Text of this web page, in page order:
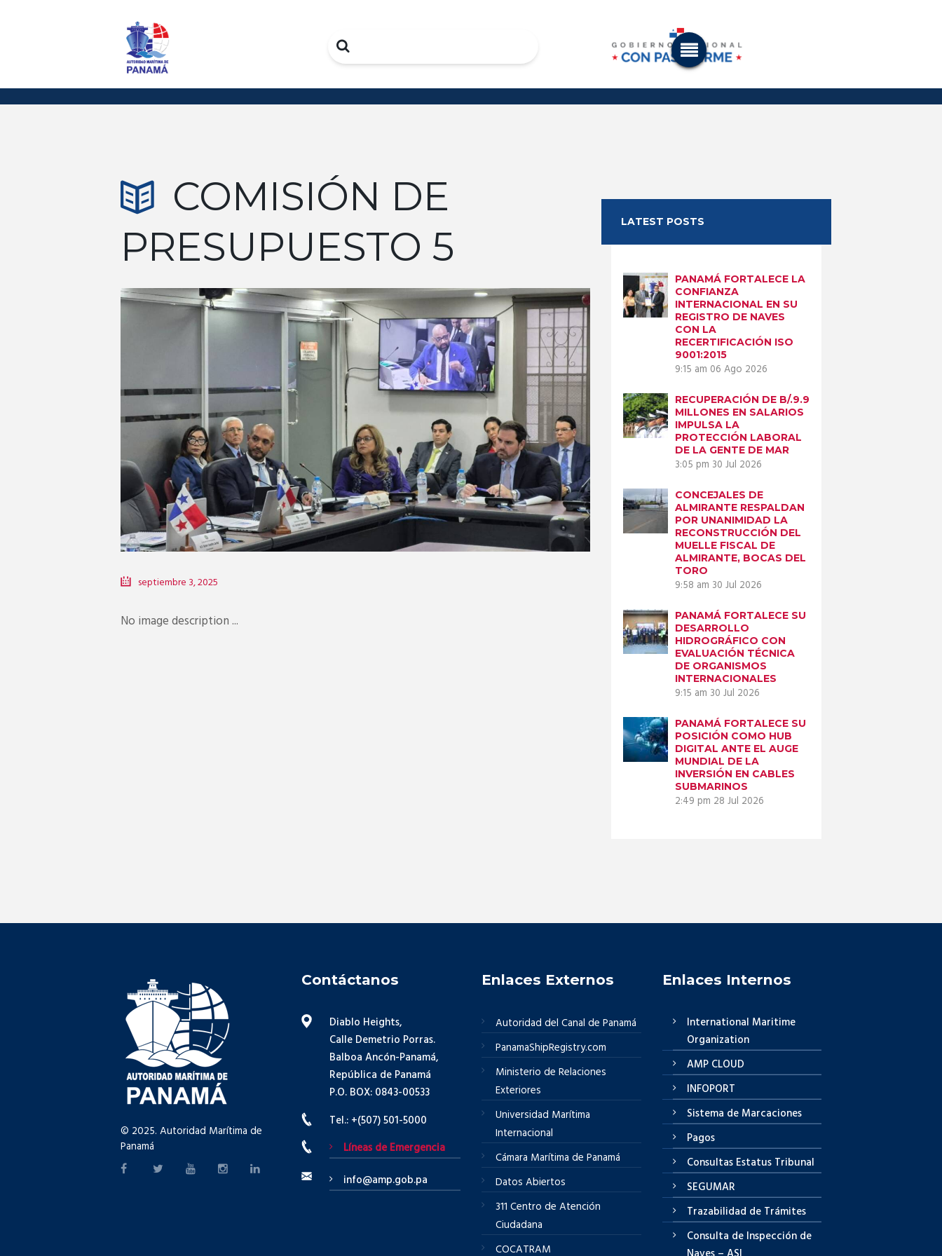
Search
COMISIÓN DE
PRESUPUESTO 5
septiembre 3, 2025
No image description ...
LATEST POSTS
PANAMÁ FORTALECE LA
CONFIANZA
INTERNACIONAL EN SU
REGISTRO DE NAVES
CON LA
RECERTIFICACIÓN ISO
9001:2015
9:15 am 06 Ago 2026
RECUPERACIÓN DE B/.9.9
MILLONES EN SALARIOS
IMPULSA LA
PROTECCIÓN LABORAL
DE LA GENTE DE MAR
3:05 pm 30 Jul 2026
CONCEJALES DE
ALMIRANTE RESPALDAN
POR UNANIMIDAD LA
RECONSTRUCCIÓN DEL
MUELLE FISCAL DE
ALMIRANTE, BOCAS DEL
TORO
9:58 am 30 Jul 2026
PANAMÁ FORTALECE SU
DESARROLLO
HIDROGRÁFICO CON
EVALUACIÓN TÉCNICA
DE ORGANISMOS
INTERNACIONALES
9:15 am 30 Jul 2026
PANAMÁ FORTALECE SU
POSICIÓN COMO HUB
DIGITAL ANTE EL AUGE
MUNDIAL DE LA
INVERSIÓN EN CABLES
SUBMARINOS
2:49 pm 28 Jul 2026
© 2025. Autoridad Marítima de
Panamá
Contáctanos
Diablo Heights,
Calle Demetrio Porras.
Balboa Ancón-Panamá,
República de Panamá
P.O. BOX: 0843-00533
Tel.: +(507) 501-5000
Líneas de Emergencia
info@amp.gob.pa
Enlaces Externos
Autoridad del Canal de Panamá
PanamaShipRegistry.com
Ministerio de Relaciones
Exteriores
Universidad Marítima
Internacional
Cámara Marítima de Panamá
Datos Abiertos
311 Centro de Atención
Ciudadana
COCATRAM
Enlaces Internos
International Maritime
Organization
AMP CLOUD
INFOPORT
Sistema de Marcaciones
Pagos
Consultas Estatus Tribunal
SEGUMAR
Trazabilidad de Trámites
Consulta de Inspección de